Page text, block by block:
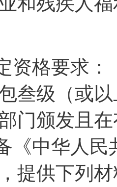
资格要求
叁级（或
门颁发且
《中华人
提供下列